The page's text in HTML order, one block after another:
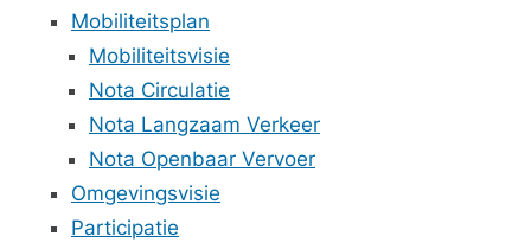
Mobiliteitsplan
Mobiliteitsvisie
Nota Circulatie
Nota Langzaam Verkeer
Nota Openbaar Vervoer
Omgevingsvisie
Participatie